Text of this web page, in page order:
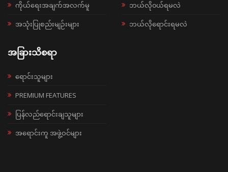
ကိုယ်ရေးအချက်အလက်မူ
အသုံးပြုစည်းမျဉ်းများ
ဘယ်လို၀ယ်ရမလဲ
ဘယ်လိုရောင်းရမလဲ
အခြားသိစရာ
ရောင်းသူများ
PREMIUM FEATURES
ပြန်လည်ရောင်းချသူများ
အရောင်းကူ အဖွဲ့ဝင်များ